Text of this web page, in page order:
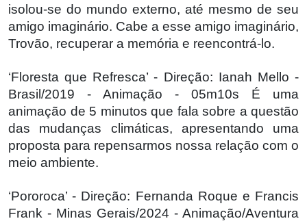
isolou-se do mundo externo, até mesmo de seu
amigo imaginário. Cabe a esse amigo imaginário,
Trovão, recuperar a memória e reencontrá-lo.
‘Floresta que Refresca’ - Direção: Ianah Mello -
Brasil/2019 - Animação - 05m10s É uma
animação de 5 minutos que fala sobre a questão
das mudanças climáticas, apresentando uma
proposta para repensarmos nossa relação com o
meio ambiente.
‘Pororoca’ - Direção: Fernanda Roque e Francis
Frank - Minas Gerais/2024 - Animação/Aventura